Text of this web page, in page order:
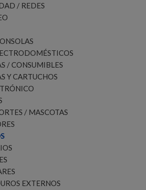
/ REDES
/ CONSUMIBLES
Y CARTUCHOS
/ MASCOTAS
EXTERNOS